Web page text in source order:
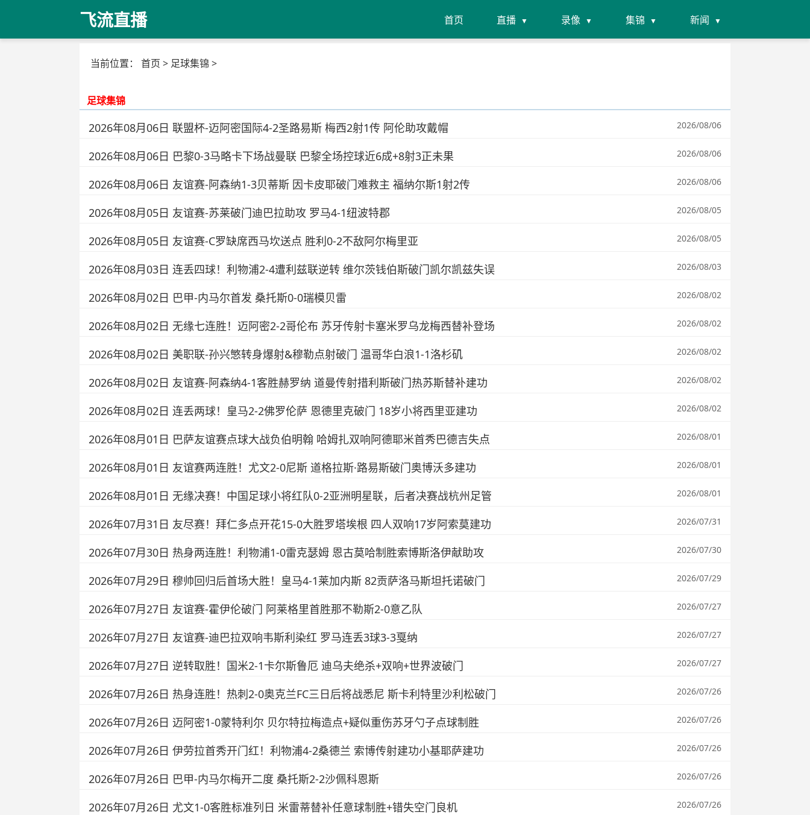
飞流直播 首页 直播 录像 集锦 新闻
当前位置： 首页 > 足球集锦 >
足球集锦
2026年08月06日 联盟杯-迈阿密国际4-2圣路易斯 梅西2射1传 阿伦助攻戴帽 2026/08/06
2026年08月06日 巴黎0-3马略卡下场战曼联 巴黎全场控球近6成+8射3正未果 2026/08/06
2026年08月06日 友谊赛-阿森纳1-3贝蒂斯 因卡皮耶破门难救主 福纳尔斯1射2传 2026/08/06
2026年08月05日 友谊赛-苏莱破门迪巴拉助攻 罗马4-1纽波特郡 2026/08/05
2026年08月05日 友谊赛-C罗缺席西马坎送点 胜利0-2不敌阿尔梅里亚 2026/08/05
2026年08月03日 连丢四球！利物浦2-4遭利兹联逆转 维尔茨钱伯斯破门凯尔凯兹失误 2026/08/03
2026年08月02日 巴甲-内马尔首发 桑托斯0-0瑞模贝雷 2026/08/02
2026年08月02日 无缘七连胜！迈阿密2-2哥伦布 苏牙传射卡塞米罗乌龙梅西替补登场 2026/08/02
2026年08月02日 美职联-孙兴慜转身爆射&穆勒点射破门 温哥华白浪1-1洛杉矶 2026/08/02
2026年08月02日 友谊赛-阿森纳4-1客胜赫罗纳 道曼传射措利斯破门热苏斯替补建功 2026/08/02
2026年08月02日 连丢两球！皇马2-2佛罗伦萨 恩德里克破门 18岁小将西里亚建功 2026/08/02
2026年08月01日 巴萨友谊赛点球大战负伯明翰 哈姆扎双响阿德耶米首秀巴德吉失点 2026/08/01
2026年08月01日 友谊赛两连胜！尤文2-0尼斯 道格拉斯·路易斯破门奥博沃多建功 2026/08/01
2026年08月01日 无缘决赛！中国足球小将红队0-2亚洲明星联，后者决赛战杭州足管 2026/08/01
2026年07月31日 友尽赛！拜仁多点开花15-0大胜罗塔埃根 四人双响17岁阿索莫建功 2026/07/31
2026年07月30日 热身两连胜！利物浦1-0雷克瑟姆 恩古莫哈制胜索博斯洛伊献助攻 2026/07/30
2026年07月29日 穆帅回归后首场大胜！皇马4-1莱加内斯 82贡萨洛马斯坦托诺破门 2026/07/29
2026年07月27日 友谊赛-霍伊伦破门 阿莱格里首胜那不勒斯2-0意乙队 2026/07/27
2026年07月27日 友谊赛-迪巴拉双响韦斯利染红 罗马连丢3球3-3戛纳 2026/07/27
2026年07月27日 逆转取胜！国米2-1卡尔斯鲁厄 迪乌夫绝杀+双响+世界波破门 2026/07/27
2026年07月26日 热身连胜！热刺2-0奥克兰FC三日后将战悉尼 斯卡利特里沙利松破门 2026/07/26
2026年07月26日 迈阿密1-0蒙特利尔 贝尔特拉梅造点+疑似重伤苏牙勺子点球制胜 2026/07/26
2026年07月26日 伊劳拉首秀开门红！利物浦4-2桑德兰 索博传射建功小基耶萨建功 2026/07/26
2026年07月26日 巴甲-内马尔梅开二度 桑托斯2-2沙佩科恩斯 2026/07/26
2026年07月26日 尤文1-0客胜标准列日 米雷蒂替补任意球制胜+错失空门良机 2026/07/26